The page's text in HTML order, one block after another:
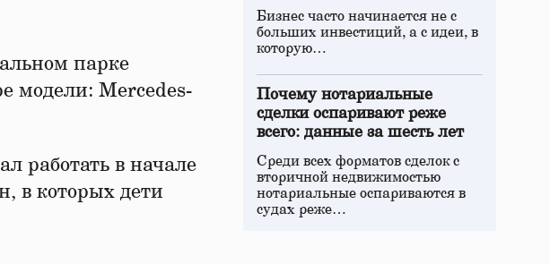
парке
модели: Mercedes-
работать в начале
в которых дети
Бизнес часто начинается не с
больших инвестиций, а с идеи, в
которую…
Почему нотариальные
сделки оспаривают реже
всего: данные за шесть лет
Среди всех форматов сделок с
вторичной недвижимостью
нотариальные оспариваются в
судах реже…